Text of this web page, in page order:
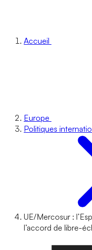
Accueil
Europe
Politiques
UE/Mercosur :
l’accord de libre-